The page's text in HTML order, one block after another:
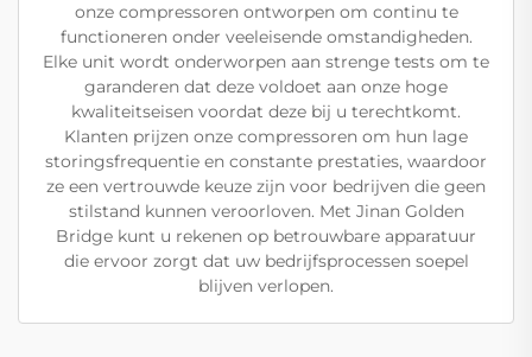
onze compressoren ontworpen om continu te
functioneren onder veeleisende omstandigheden.
Elke unit wordt onderworpen aan strenge tests om te
garanderen dat deze voldoet aan onze hoge
kwaliteitseisen voordat deze bij u terechtkomt.
Klanten prijzen onze compressoren om hun lage
storingsfrequentie en constante prestaties, waardoor
ze een vertrouwde keuze zijn voor bedrijven die geen
stilstand kunnen veroorloven. Met Jinan Golden
Bridge kunt u rekenen op betrouwbare apparatuur
die ervoor zorgt dat uw bedrijfsprocessen soepel
blijven verlopen.